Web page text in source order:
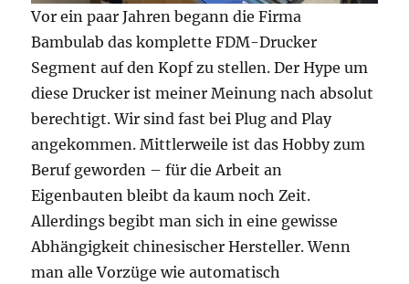
Vor ein paar Jahren begann die Firma
Bambulab das komplette FDM-Drucker
Segment auf den Kopf zu stellen. Der Hype um
diese Drucker ist meiner Meinung nach absolut
berechtigt. Wir sind fast bei Plug and Play
angekommen. Mittlerweile ist das Hobby zum
Beruf geworden – für die Arbeit an
Eigenbauten bleibt da kaum noch Zeit.
Allerdings begibt man sich in eine gewisse
Abhängigkeit chinesischer Hersteller. Wenn
man alle Vorzüge wie automatisch